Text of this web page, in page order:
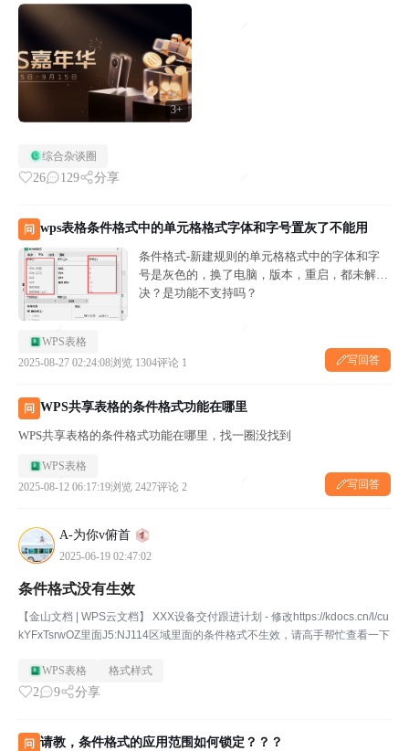
3+
般是因为颜色用太多反而看不清，有时候格式没有删除干净...
综合杂谈圈
26 129 分享
问 wps表格条件格式中的单元格格式字体和字号置灰了不能用
条件格式-新建规则的单元格格式中的字体和字
号是灰色的，换了电脑，版本，重启，都未解
决？是功能不支持吗？
WPS表格
2025-08-27 02:24:08浏览 1304评论 1 写回答
问 WPS共享表格的条件格式功能在哪里
WPS共享表格的条件格式功能在哪里，找一圈没找到
WPS表格
2025-08-12 06:17:19浏览 2427评论 2 写回答
A-为你v俯首
2025-06-19 02:47:02
条件格式没有生效
【金山文档 | WPS云文档】 XXX设备交付跟进计划 - 修改https://kdocs.cn/l/cu
kYFxTsrwOZ里面J5:NJ114区域里面的条件格式不生效，请高手帮忙查看一下
WPS表格 格式样式
2 9 分享
问 请教，条件格式的应用范围如何锁定？？？